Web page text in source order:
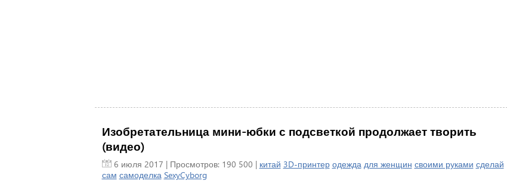
Изобретательница мини-юбки с подсветкой продолжает творить
(видео)
6 июля 2017 | Просмотров: 190 500 | китай 3D-принтер одежда для женщин своими руками сделай
сам самоделка SexyCyborg